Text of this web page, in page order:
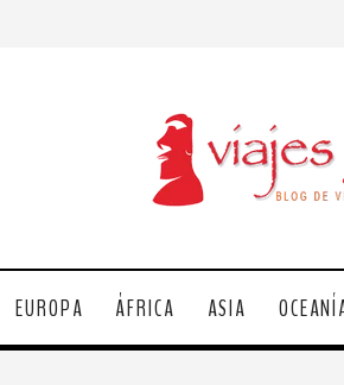
EUROPA ÁFRICA ASIA